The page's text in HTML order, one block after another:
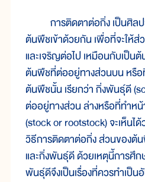
การติดตาต่อกิ่ง เป็นศิลปะ
ต้นพืชเข้าด้วยกัน เพื่อที่จะให้
และเจริญต่อไป เหมือนกับเป็
ต้นพืชที่ต่ออยู่ทางส่วนบน หรื
ต้นพืชนั้น เรียกว่า กิ่งพันธุ์ดี
ต่ออยู่ทางส่วน ล่างหรือที่ทำห
(stock or rootstock) จะเห็นไ
วิธีการติดตาต่อกิ่ง ส่วนของต้
และกิ่งพันธุ์ดี ด้วยเหตุนี้การศึ
พันธุ์ดีจึงเป็นเรื่องที่ควรทำเป็น